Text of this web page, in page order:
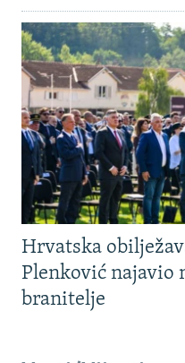
Hrvatska
Plenković najavio
branitelje